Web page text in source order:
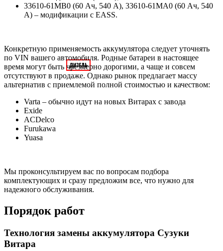
33610-61MB0 (60 Ач, 540 А), 33610-61MA0 (60 Ач, 540
А) – модификации с EASS.
Конкретную применяемость аккумулятора следует уточнять
по VIN вашего автомобиля. Родные батареи в настоящее
время могут быть чрезмерно дорогими, а чаще и совсем
отсутствуют в продаже. Однако рынок предлагает массу
альтернатив с приемлемой полной стоимостью и качеством:
Varta – обычно идут на новых Витарах с завода
Exide
ACDelco
Furukawa
Yuasa
Мы проконсультируем вас по вопросам подбора
комплектующих и сразу предложим все, что нужно для
надежного обслуживания.
Порядок работ
Технология замены аккумулятора Сузуки
Витара